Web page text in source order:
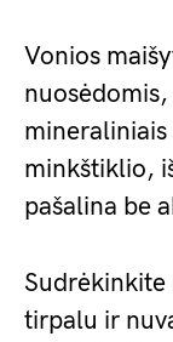
Vonios
minkštiklio,
pašalina be
Sudrėkinkite
tirpalu ir